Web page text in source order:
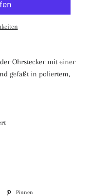
Ohrstecker mit einer
gefaßt in poliertem,
Auf
Pinnen